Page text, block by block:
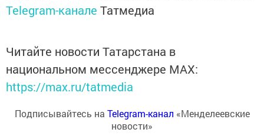
Telegram-канале Татмедиа
Читайте новости Татарстана в
национальном мессенджере MАХ:
https://max.ru/tatmedia
Подписывайтесь на Telegram-канал «Менделеевские
новости»